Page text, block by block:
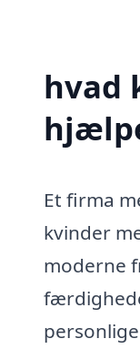
hvad
Et firma
kvinder
moderne